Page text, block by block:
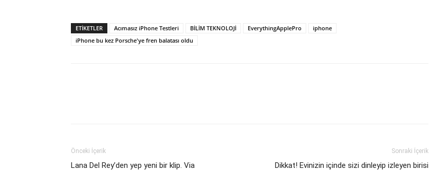
ETİKETLER Acımasız iPhone Testleri BİLİM TEKNOLOJİ EverythingApplePro
iphone
iPhone bu kez Porsche'ye fren balatası oldu
Önceki İçerik
Lana Del Rey’den yep yeni bir klip. Via
Sonraki İçerik
Dikkat! Evinizin içinde sizi dinleyip izleyen birisi